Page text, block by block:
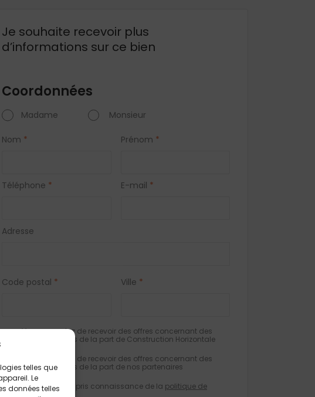
telles que
Le
données telles
Je souhaite recevoir plus
d’informations sur ce bien
Coordonnées
Madame Monsieur
Nom * Prénom *
Téléphone * E-mail *
Adresse
Code postal * Ville *
Vous acceptez de recevoir des offres concernant des
biens similaires de la part de Construction Horizontale
Vous acceptez de recevoir des offres concernant des
biens similaires de la part de nos partenaires
Je valide avoir pris connaissance de la politique de
confidentialité